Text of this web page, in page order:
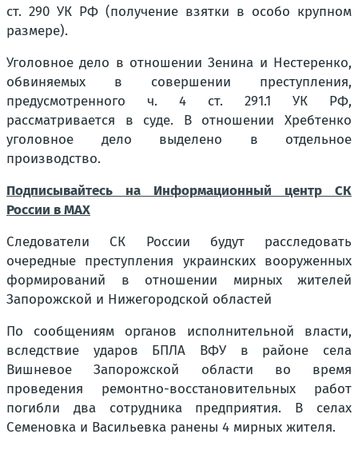
ст. 290 УК РФ (получение взятки в особо крупном
размере).
Уголовное дело в отношении Зенина и Нестеренко,
обвиняемых в совершении преступления,
предусмотренного ч. 4 ст. 291.1 УК РФ,
рассматривается в суде. В отношении Хребтенко
уголовное дело выделено в отдельное
производство.
Подписывайтесь на Информационный центр СК
России в MAХ
Следователи СК России будут расследовать
очередные преступления украинских вооруженных
формирований в отношении мирных жителей
Запорожской и Нижегородской областей
По сообщениям органов исполнительной власти,
вследствие ударов БПЛА ВФУ в районе села
Вишневое Запорожской области во время
проведения ремонтно-восстановительных работ
погибли два сотрудника предприятия. В селах
Семеновка и Васильевка ранены 4 мирных жителя.